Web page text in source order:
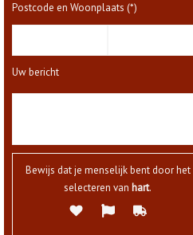
Postcode en Woonplaats (*)
Uw bericht
Bewijs dat je menselijk bent door het
selecteren van hart.